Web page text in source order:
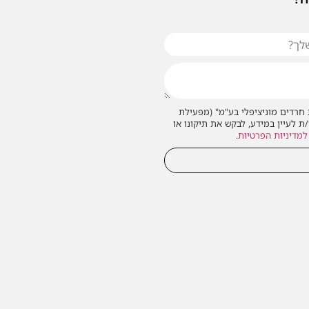
מוניציפלי בע"מ" (מפעילת
ת לעיין במידע, לבקש את תיקונו או
למדיניות הפרטיות.